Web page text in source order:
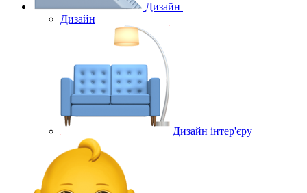
Дизайн
Дизайн
Дизайн інтер'єру